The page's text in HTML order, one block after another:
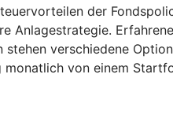
der
Anlagestrategie.
stehen verschiedene
monatlich von einem